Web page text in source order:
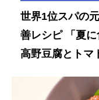
世界1位スパの
善レシピ 「夏に
高野豆腐とトマ